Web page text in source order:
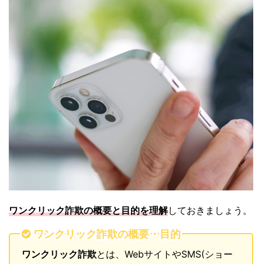
ワンクリック詐欺の概要と目的を理解しておきましょう。
ワンクリック詐欺の概要・目的
ワンクリック詐欺とは、WebサイトやSMS(ショー